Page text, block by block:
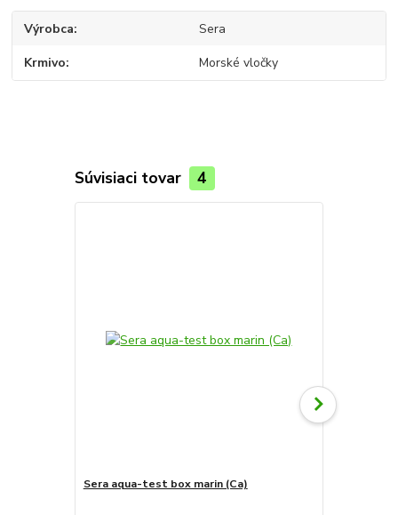
Výrobca Sera
Krmivo Morské vločky
Súvisiaci tovar 4
Sera aqua-test box marin (Ca)